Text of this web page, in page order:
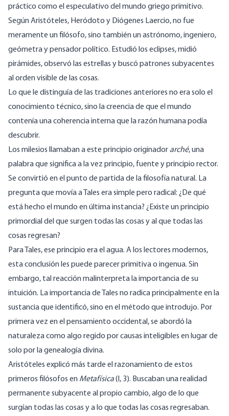
práctico como el especulativo del mundo griego primitivo.
Según Aristóteles, Heródoto y Diógenes Laercio, no fue
meramente un filósofo, sino también un astrónomo, ingeniero,
geómetra y pensador político. Estudió los eclipses, midió
pirámides, observó las estrellas y buscó patrones subyacentes
al orden visible de las cosas.
Lo que le distinguía de las tradiciones anteriores no era solo el
conocimiento técnico, sino la creencia de que el mundo
contenía una coherencia interna que la razón humana podía
descubrir.
Los milesios llamaban a este principio originador arché, una
palabra que significa a la vez principio, fuente y principio rector.
Se convirtió en el punto de partida de la filosofía natural. La
pregunta que movía a Tales era simple pero radical: ¿De qué
está hecho el mundo en última instancia? ¿Existe un principio
primordial del que surgen todas las cosas y al que todas las
cosas regresan?
Para Tales, ese principio era el agua. A los lectores modernos,
esta conclusión les puede parecer primitiva o ingenua. Sin
embargo, tal reacción malinterpreta la importancia de su
intuición. La importancia de Tales no radica principalmente en la
sustancia que identificó, sino en el método que introdujo. Por
primera vez en el pensamiento occidental, se abordó la
naturaleza como algo regido por causas inteligibles en lugar de
solo por la genealogía divina.
Aristóteles explicó más tarde el razonamiento de estos
primeros filósofos en Metafísica(I, 3). Buscaban una realidad
permanente subyacente al propio cambio, algo de lo que
surgían todas las cosas y a lo que todas las cosas regresaban.